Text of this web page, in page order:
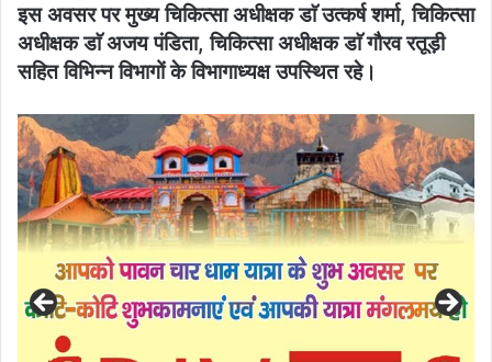
इस अवसर पर मुख्य चिकित्सा अधीक्षक डाॅ उत्कर्ष शर्मा, चिकित्सा
अधीक्षक डाॅ अजय पंडिता, चिकित्सा अधीक्षक डाॅ गौरव रतूड़ी
सहित विभिन्न विभागों के विभागाध्यक्ष उपस्थित रहे।